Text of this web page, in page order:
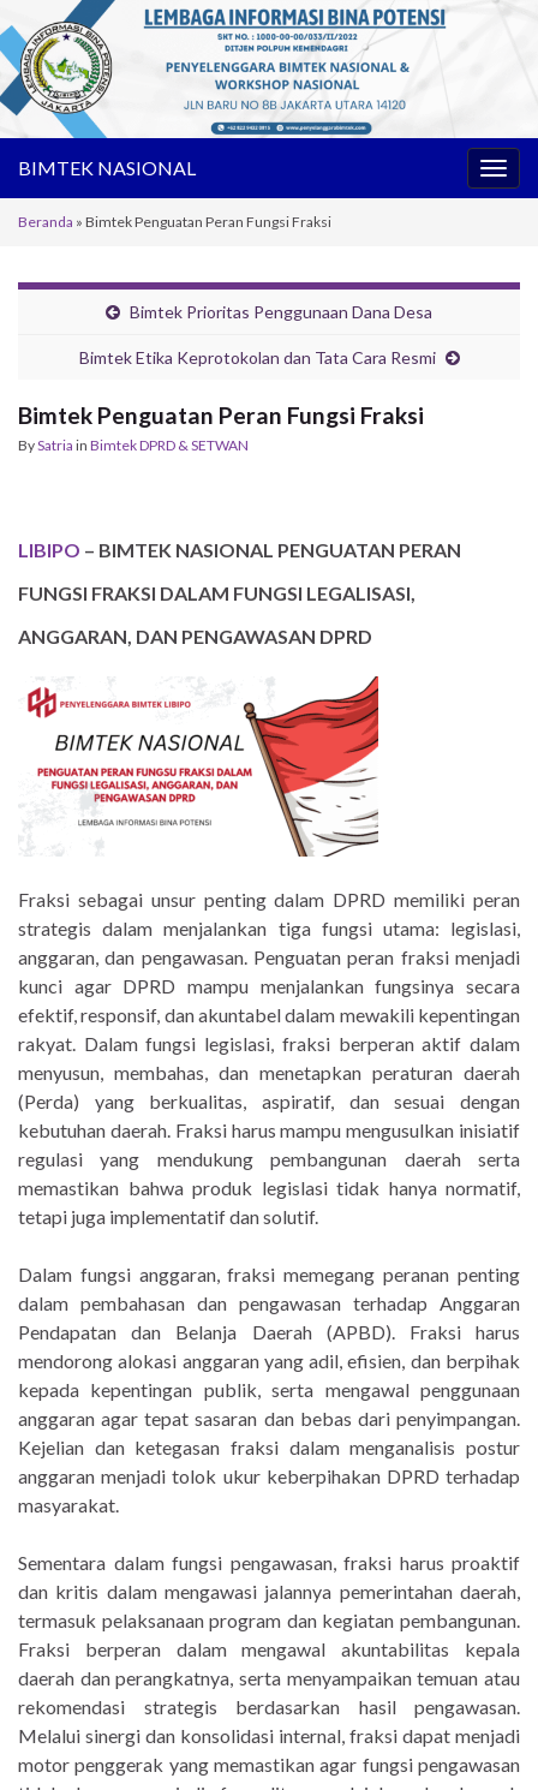
BIMTEK NASIONAL
Beranda » Bimtek Penguatan Peran Fungsi Fraksi
Bimtek Prioritas Penggunaan Dana Desa
Bimtek Etika Keprotokolan dan Tata Cara Resmi
Bimtek Penguatan Peran Fungsi Fraksi
BySatria in Bimtek DPRD & SETWAN
LIBIPO – BIMTEK NASIONAL PENGUATAN PERAN
FUNGSI FRAKSI DALAM FUNGSI LEGALISASI,
ANGGARAN, DAN PENGAWASAN DPRD
Fraksi sebagai unsur penting dalam DPRD memiliki peran
strategis dalam menjalankan tiga fungsi utama: legislasi,
anggaran, dan pengawasan. Penguatan peran fraksi menjadi
kunci agar DPRD mampu menjalankan fungsinya secara
efektif, responsif, dan akuntabel dalam mewakili kepentingan
rakyat. Dalam fungsi legislasi, fraksi berperan aktif dalam
menyusun, membahas, dan menetapkan peraturan daerah
(Perda) yang berkualitas, aspiratif, dan sesuai dengan
kebutuhan daerah. Fraksi harus mampu mengusulkan inisiatif
regulasi yang mendukung pembangunan daerah serta
memastikan bahwa produk legislasi tidak hanya normatif,
tetapi juga implementatif dan solutif.
Dalam fungsi anggaran, fraksi memegang peranan penting
dalam pembahasan dan pengawasan terhadap Anggaran
Pendapatan dan Belanja Daerah (APBD). Fraksi harus
mendorong alokasi anggaran yang adil, efisien, dan berpihak
kepada kepentingan publik, serta mengawal penggunaan
anggaran agar tepat sasaran dan bebas dari penyimpangan.
Kejelian dan ketegasan fraksi dalam menganalisis postur
anggaran menjadi tolok ukur keberpihakan DPRD terhadap
masyarakat.
Sementara dalam fungsi pengawasan, fraksi harus proaktif
dan kritis dalam mengawasi jalannya pemerintahan daerah,
termasuk pelaksanaan program dan kegiatan pembangunan.
Fraksi berperan dalam mengawal akuntabilitas kepala
daerah dan perangkatnya, serta menyampaikan temuan atau
rekomendasi strategis berdasarkan hasil pengawasan.
Melalui sinergi dan konsolidasi internal, fraksi dapat menjadi
motor penggerak yang memastikan agar fungsi pengawasan